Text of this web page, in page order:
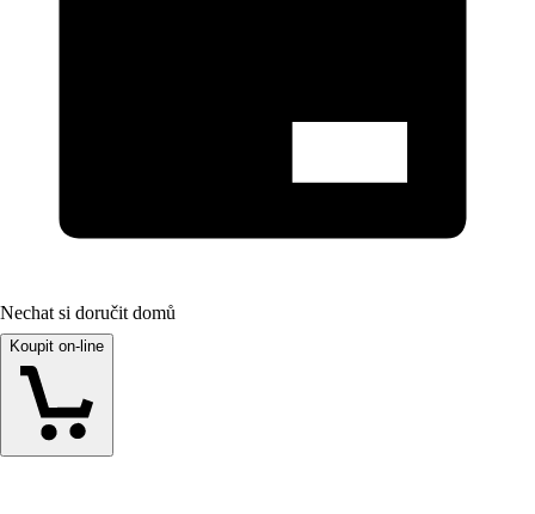
Nechat si doručit domů
Koupit on-line